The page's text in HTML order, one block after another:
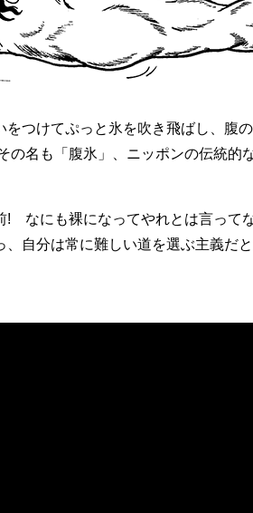
つけてぷっと氷を吹き飛ばし、腹
名も「腹氷」、ニッポンの伝統的
! なにも裸になってやれとは言って
、自分は常に難しい道を選ぶ主義だ